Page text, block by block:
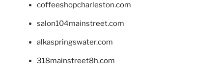
coffeeshopcharleston.com
salon104mainstreet.com
alkaspringswater.com
318mainstreet8h.com